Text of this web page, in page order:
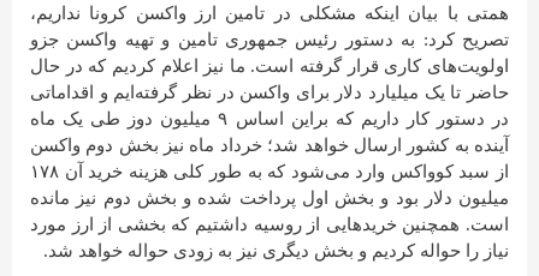
همتی با بیان اینکه مشکلی در تامین ارز واکسن کرونا نداریم،
تصریح کرد: به دستور رئیس جمهوری تامین و تهیه واکسن جزو
اولویت‌های کاری قرار گرفته است. ما نیز اعلام کردیم که در حال
حاضر تا یک میلیارد دلار برای واکسن در نظر گرفته‌ایم و اقداماتی
در دستور کار داریم که براین اساس ۹ میلیون دوز طی یک ماه
آینده به کشور ارسال خواهد شد؛ خرداد ماه نیز بخش دوم واکسن
از سبد کوواکس وارد می‌شود که به طور کلی هزینه خرید آن ۱۷۸
میلیون دلار بود و بخش اول پرداخت شده و بخش دوم نیز مانده
است. همچنین خریدهایی از روسیه داشتیم که بخشی از ارز مورد
نیاز را حواله کردیم و بخش دیگری نیز به زودی حواله خواهد شد.